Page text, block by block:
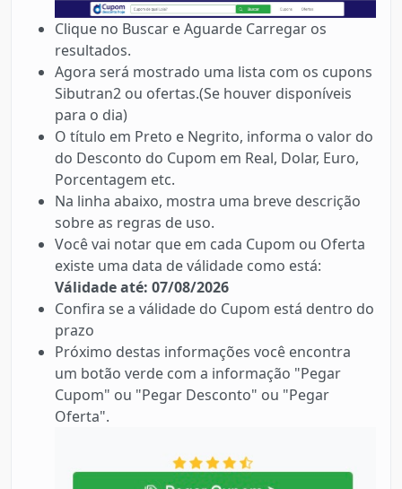
Clique no Buscar e Aguarde Carregar os
resultados.
Agora será mostrado uma lista com os cupons
Sibutran2 ou ofertas.(Se houver disponíveis
para o dia)
O título em Preto e Negrito, informa o valor do
do Desconto do Cupom em Real, Dolar, Euro,
Porcentagem etc.
Na linha abaixo, mostra uma breve descrição
sobre as regras de uso.
Você vai notar que em cada Cupom ou Oferta
existe uma data de válidade como está:
Válidade até: 07/08/2026
Confira se a válidade do Cupom está dentro do
prazo
Próximo destas informações você encontra
um botão verde com a informação "Pegar
Cupom" ou "Pegar Desconto" ou "Pegar
Oferta".